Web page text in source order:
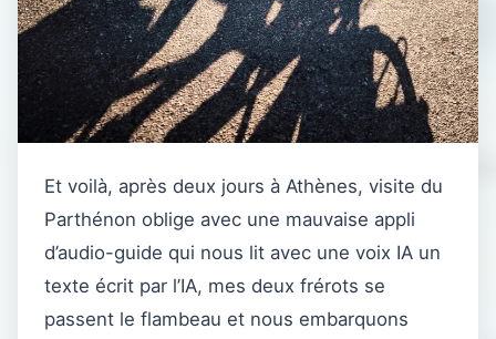
Et voilà, après deux jours à Athènes, visite du
Parthénon oblige avec une mauvaise appli
d’audio-guide qui nous lit avec une voix IA un
texte écrit par l’IA, mes deux frérots se
passent le flambeau et nous embarquons